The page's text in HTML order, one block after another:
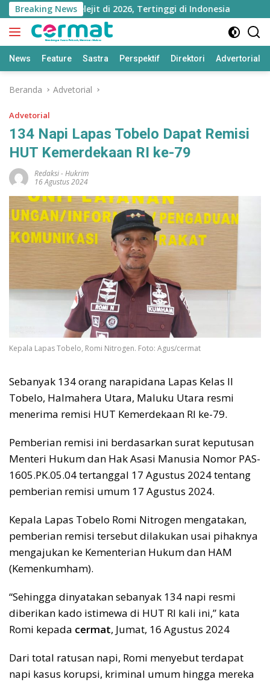
Langsung
ke
konten
Breaking News
Utara Melejit di 2026, Tertinggi di Indonesia
News Feature Sastra Perspektif Direktori Advertorial
Beranda Advetorial
Advetorial
134 Napi Lapas Tobelo Dapat Remisi
HUT Kemerdekaan RI ke-79
Redaksi-Hukrim
16 Agustus 2024
Kepala Lapas Tobelo, Romi Nitrogen. Foto: Agus/cermat
Sebanyak 134 orang narapidana Lapas Kelas II
Tobelo, Halmahera Utara, Maluku Utara resmi
menerima remisi HUT Kemerdekaan RI ke-79.
Pemberian remisi ini berdasarkan surat keputusan
Menteri Hukum dan Hak Asasi Manusia Nomor PAS-
1605.PK.05.04 tertanggal 17 Agustus 2024 tentang
pemberian remisi umum 17 Agustus 2024.
Kepala Lapas Tobelo Romi Nitrogen mengatakan,
pemberian remisi tersebut dilakukan usai pihaknya
mengajukan ke Kementerian Hukum dan HAM
(Kemenkumham).
“Sehingga dinyatakan sebanyak 134 napi resmi
diberikan kado istimewa di HUT RI kali ini,” kata
Romi kepada cermat, Jumat, 16 Agustus 2024
Dari total ratusan napi, Romi menyebut terdapat
napi kasus korupsi, kriminal umum hingga mereka